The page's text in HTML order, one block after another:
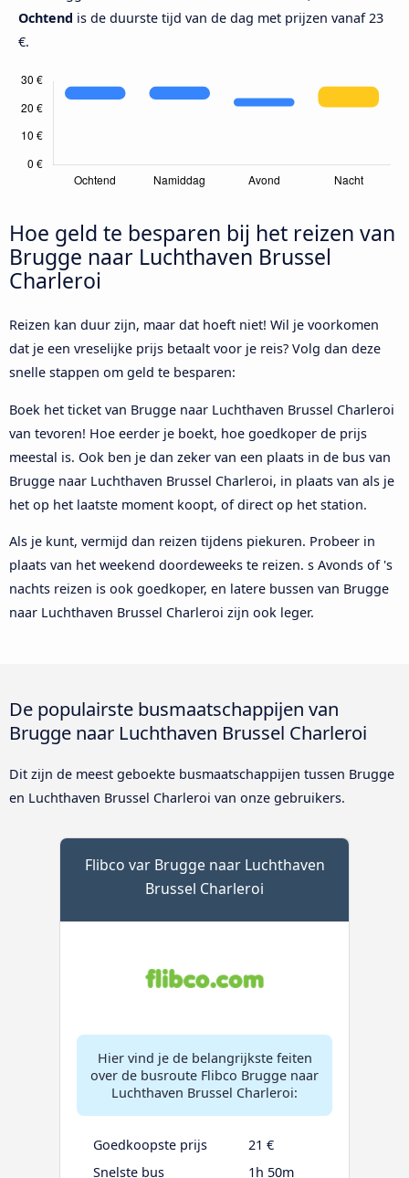
Ochtend is de duurste tijd van de dag met prijzen vanaf 23
€.
Hoe geld te besparen bij het reizen van
Brugge naar Luchthaven Brussel
Charleroi
Reizen kan duur zijn, maar dat hoeft niet! Wil je voorkomen
dat je een vreselijke prijs betaalt voor je reis? Volg dan deze
snelle stappen om geld te besparen:
Boek het ticket van Brugge naar Luchthaven Brussel Charleroi
van tevoren! Hoe eerder je boekt, hoe goedkoper de prijs
meestal is. Ook ben je dan zeker van een plaats in de bus van
Brugge naar Luchthaven Brussel Charleroi, in plaats van als je
het op het laatste moment koopt, of direct op het station.
Als je kunt, vermijd dan reizen tijdens piekuren. Probeer in
plaats van het weekend doordeweeks te reizen. s Avonds of 's
nachts reizen is ook goedkoper, en latere bussen van Brugge
naar Luchthaven Brussel Charleroi zijn ook leger.
De populairste busmaatschappijen van
Brugge naar Luchthaven Brussel Charleroi
Dit zijn de meest geboekte busmaatschappijen tussen Brugge
en Luchthaven Brussel Charleroi van onze gebruikers.
Flibco var Brugge naar Luchthaven
Brussel Charleroi
Hier vind je de belangrijkste feiten
over de busroute Flibco Brugge naar
Luchthaven Brussel Charleroi:
Goedkoopste prijs
21 €
Snelste bus
1h 50m